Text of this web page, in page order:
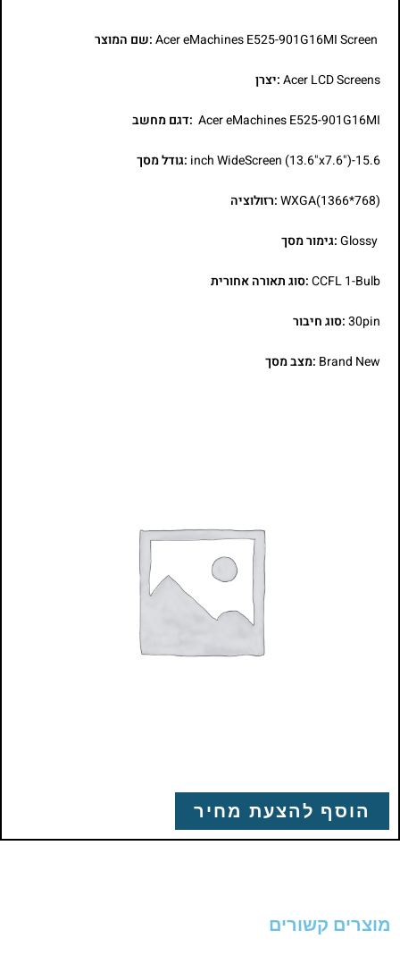
:שם המוצר
Acer LCD Screens:יצרן
Acer eMachines E525-901G16MI :דגם מחשב
15.6-inch WideScreen (13.6"x7.6") :גודל מסך
WXGA(1366*768):רזולוציה
Glossy:גימור מסך
CCFL 1-Bulb:סוג תאורה אחורית
30pin:סוג חיבור
Brand New :מצב מסך
הוסף להצעת מחיר
מוצרים קשורים